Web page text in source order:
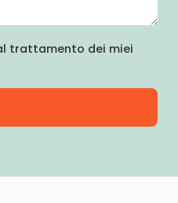
trattamento dei miei